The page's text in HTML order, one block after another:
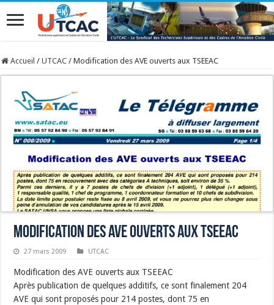
Accueil / UTCAC / Modification des AVE ouverts aux TSEEAC
Modification des AVE ouverts aux TSEEAC
27 mars 2009 UTCAC
Modification des AVE ouverts aux TSEEAC
Après publication de quelques additifs, ce sont finalement 204
AVE qui sont proposés pour 214 postes, dont 75 en